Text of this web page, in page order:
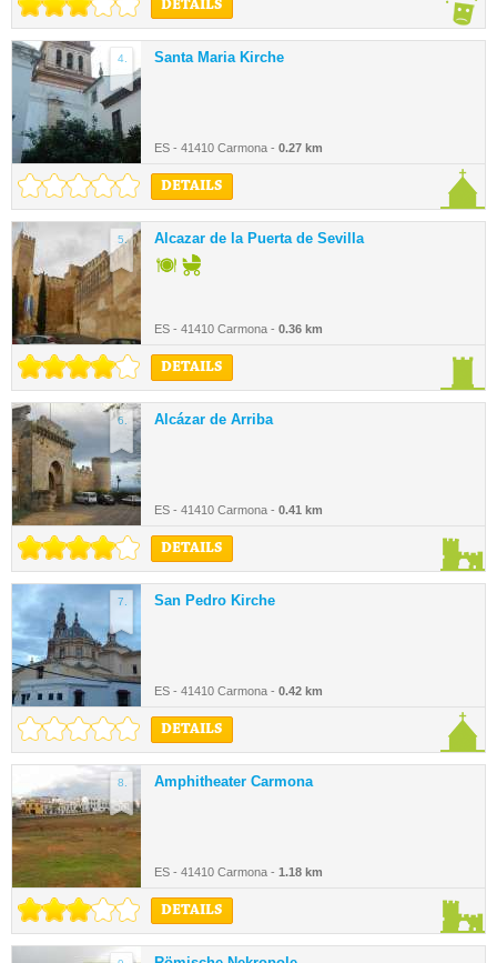
DETAILS
4. Santa Maria Kirche
ES - 41410 Carmona - 0.27 km
DETAILS
5. Alcazar de la Puerta de Sevilla
ES - 41410 Carmona - 0.36 km
DETAILS
6. Alcázar de Arriba
ES - 41410 Carmona - 0.41 km
DETAILS
7. San Pedro Kirche
ES - 41410 Carmona - 0.42 km
DETAILS
8. Amphitheater Carmona
ES - 41410 Carmona - 1.18 km
DETAILS